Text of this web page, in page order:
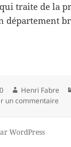
traite de la
département
Auteur
Henri Fabre
un commentaire
WordPress